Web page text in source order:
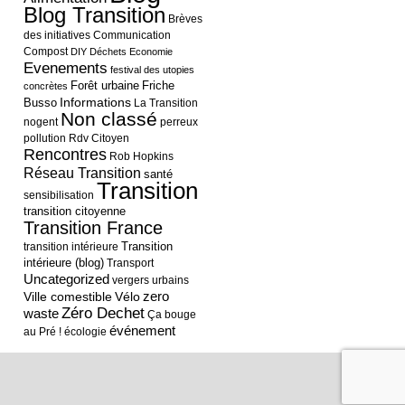
Blog Transition Brèves
des initiatives Communication
Compost DIY Déchets Economie
Evenements festival des utopies
concrètes Forêt urbaine Friche
Busso Informations La Transition
nogent Non classé perreux
pollution Rdv Citoyen
Rencontres Rob Hopkins
Réseau Transition santé
sensibilisation Transition
transition citoyenne
Transition France
transition intérieure Transition
intérieure (blog) Transport
Uncategorized vergers urbains
Ville comestibleVélozero
wasteZéro Dechet Ça bouge
au Pré ! écologie événement